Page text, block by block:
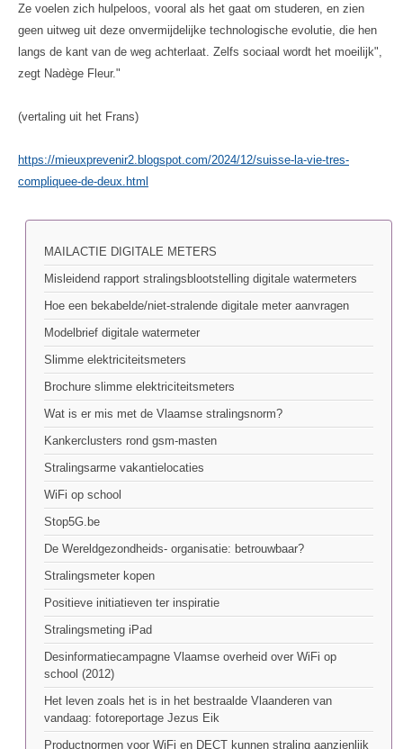
Ze voelen zich hulpeloos, vooral als het gaat om studeren, en zien
geen uitweg uit deze onvermijdelijke technologische evolutie, die hen
langs de kant van de weg achterlaat. Zelfs sociaal wordt het moeilijk",
zegt Nadège Fleur."
(vertaling uit het Frans)
https://mieuxprevenir2.blogspot.com/2024/12/suisse-la-vie-tres-
compliquee-de-deux.html
MAILACTIE DIGITALE METERS
Misleidend rapport stralingsblootstelling digitale watermeters
Hoe een bekabelde/niet-stralende digitale meter aanvragen
Modelbrief digitale watermeter
Slimme elektriciteitsmeters
Brochure slimme elektriciteitsmeters
Wat is er mis met de Vlaamse stralingsnorm?
Kankerclusters rond gsm-masten
Stralingsarme vakantielocaties
WiFi op school
Stop5G.be
De Wereldgezondheids- organisatie: betrouwbaar?
Stralingsmeter kopen
Positieve initiatieven ter inspiratie
Stralingsmeting iPad
Desinformatiecampagne Vlaamse overheid over WiFi op
school (2012)
Het leven zoals het is in het bestraalde Vlaanderen van
vandaag: fotoreportage Jezus Eik
Productnormen voor WiFi en DECT kunnen straling aanzienlijk